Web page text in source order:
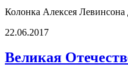
Колонка Алексея Левинсона
22.06.2017
Великая